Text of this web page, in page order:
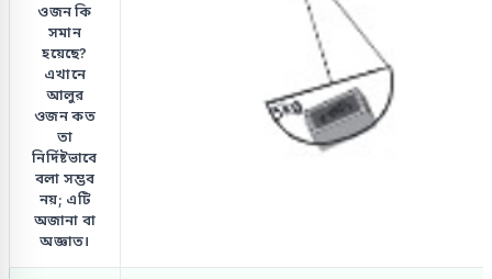
ওজন কি
সমান
হয়েছে?
এখানে
আলুর
ওজন কত
তা
নির্দিষ্টভাবে
বলা সম্ভব
নয়; এটি
অজানা বা
অজ্ঞাত।